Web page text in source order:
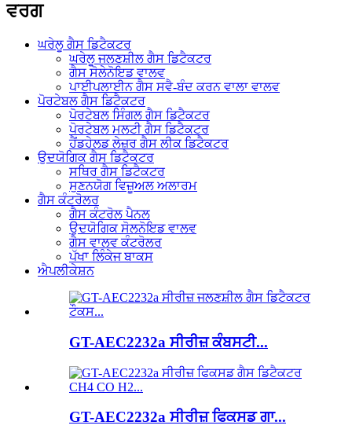
ਵਰਗ
ਘਰੇਲੂ ਗੈਸ ਡਿਟੈਕਟਰ
ਘਰੇਲੂ ਜਲਣਸ਼ੀਲ ਗੈਸ ਡਿਟੈਕਟਰ
ਗੈਸ ਸੋਲੇਨੋਇਡ ਵਾਲਵ
ਪਾਈਪਲਾਈਨ ਗੈਸ ਸਵੈ-ਬੰਦ ਕਰਨ ਵਾਲਾ ਵਾਲਵ
ਪੋਰਟੇਬਲ ਗੈਸ ਡਿਟੈਕਟਰ
ਪੋਰਟੇਬਲ ਸਿੰਗਲ ਗੈਸ ਡਿਟੈਕਟਰ
ਪੋਰਟੇਬਲ ਮਲਟੀ ਗੈਸ ਡਿਟੈਕਟਰ
ਹੈਂਡਹੇਲਡ ਲੇਜ਼ਰ ਗੈਸ ਲੀਕ ਡਿਟੈਕਟਰ
ਉਦਯੋਗਿਕ ਗੈਸ ਡਿਟੈਕਟਰ
ਸਥਿਰ ਗੈਸ ਡਿਟੈਕਟਰ
ਸੁਣਨਯੋਗ ਵਿਜ਼ੂਅਲ ਅਲਾਰਮ
ਗੈਸ ਕੰਟਰੋਲਰ
ਗੈਸ ਕੰਟਰੋਲ ਪੈਨਲ
ਉਦਯੋਗਿਕ ਸੋਲਨੋਇਡ ਵਾਲਵ
ਗੈਸ ਵਾਲਵ ਕੰਟਰੋਲਰ
ਪੱਖਾ ਲਿੰਕੇਜ ਬਾਕਸ
ਐਪਲੀਕੇਸ਼ਨ
GT-AEC2232a ਸੀਰੀਜ਼ ਕੰਬਸਟੀ...
GT-AEC2232a ਸੀਰੀਜ਼ ਫਿਕਸਡ ਗਾ...